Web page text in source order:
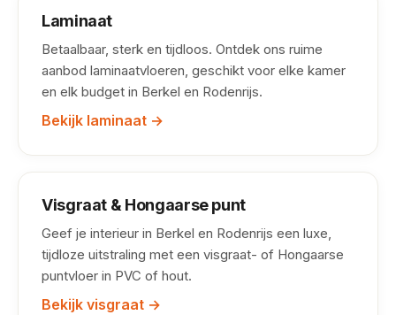
Laminaat
Betaalbaar, sterk en tijdloos. Ontdek ons ruime
aanbod laminaatvloeren, geschikt voor elke kamer
en elk budget in Berkel en Rodenrijs.
Bekijk laminaat →
Visgraat & Hongaarse punt
Geef je interieur in Berkel en Rodenrijs een luxe,
tijdloze uitstraling met een visgraat- of Hongaarse
puntvloer in PVC of hout.
Bekijk visgraat →